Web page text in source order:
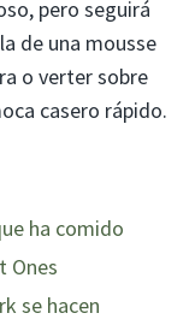
pero seguirá
de una mousse
o verter sobre
casero rápido.
ha comido
Ones
se hacen